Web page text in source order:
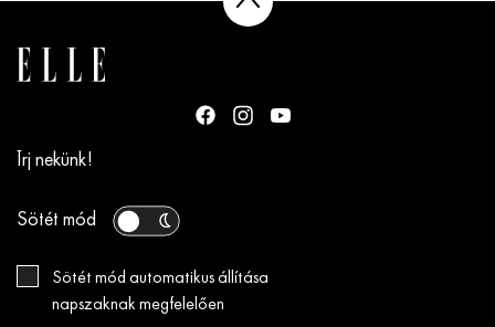
Írj nekünk!
Sötét mód
Sötét mód automatikus állítása
napszaknak megfelelően